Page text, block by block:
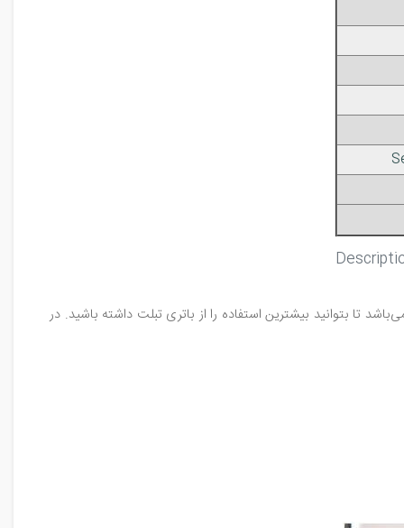
تا بتوانید بیشترین استفاده را از باتری تبلت داشته باشید. در